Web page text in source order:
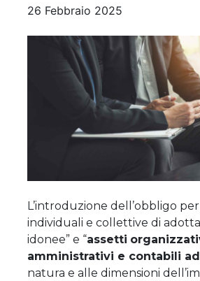
26 Febbraio 2025
L’introduzione dell’obbligo
individuali e collettive di
idonee” e “assetti
amministrativi e contabili
natura e alle dimensioni